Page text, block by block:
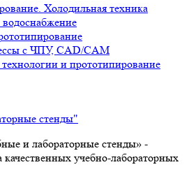
Холодильная техника
с ЧПУ, CAD/CAM
и прототипирование
стенды"
и лабораторные стенды» -
качественных учебно-лабораторных